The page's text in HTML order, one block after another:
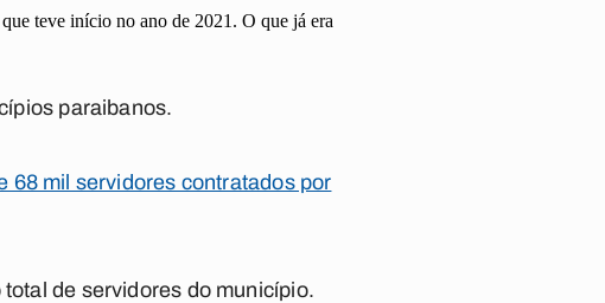
teve início no ano de 2021. O que já era
paraibanos.
68 mil servidores contratados por
de servidores do município.